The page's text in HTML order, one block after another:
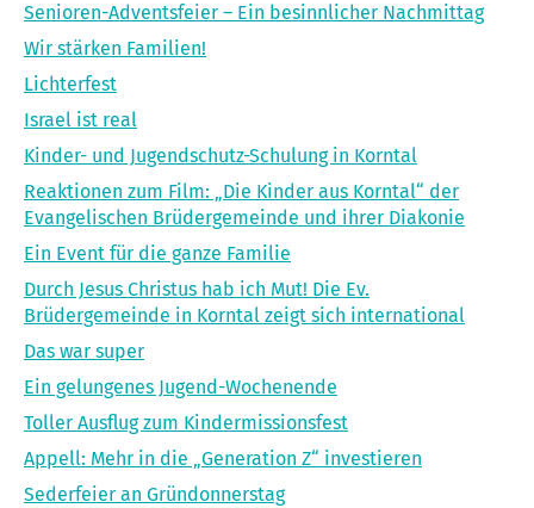
Senioren-Adventsfeier – Ein besinnlicher Nachmittag
Wir stärken Familien!
Lichterfest
Israel ist real
Kinder- und Jugendschutz-Schulung in Korntal
Reaktionen zum Film: „Die Kinder aus Korntal“ der
Evangelischen Brüdergemeinde und ihrer Diakonie
Ein Event für die ganze Familie
Durch Jesus Christus hab ich Mut! Die Ev.
Brüdergemeinde in Korntal zeigt sich international
Das war super
Ein gelungenes Jugend-Wochenende
Toller Ausflug zum Kindermissionsfest
Appell: Mehr in die „Generation Z“ investieren
Sederfeier an Gründonnerstag